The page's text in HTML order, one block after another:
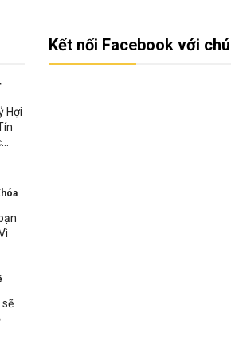
Hợi
Kết nối Facebook với